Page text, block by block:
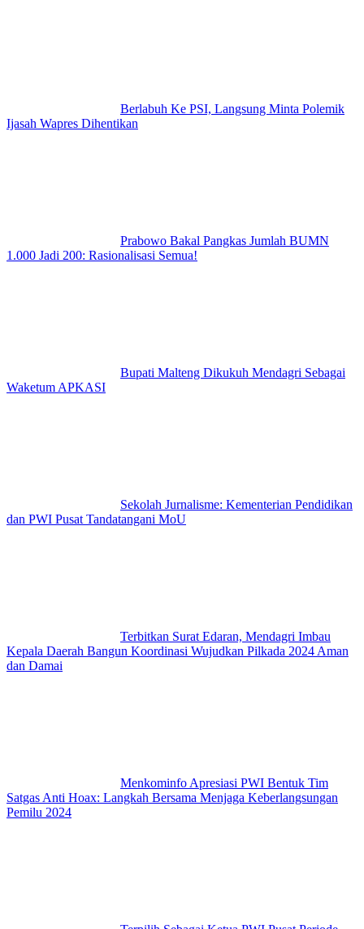
Berlabuh Ke PSI, Langsung Minta Polemik
Ijasah Wapres Dihentikan
Prabowo Bakal Pangkas Jumlah BUMN
1.000 Jadi 200: Rasionalisasi Semua!
Bupati Malteng Dikukuh Mendagri Sebagai
Waketum APKASI
Sekolah Jurnalisme: Kementerian Pendidikan
dan PWI Pusat Tandatangani MoU
Terbitkan Surat Edaran, Mendagri Imbau
Kepala Daerah Bangun Koordinasi Wujudkan Pilkada 2024 Aman
dan Damai
Menkominfo Apresiasi PWI Bentuk Tim
Satgas Anti Hoax: Langkah Bersama Menjaga Keberlangsungan
Pemilu 2024